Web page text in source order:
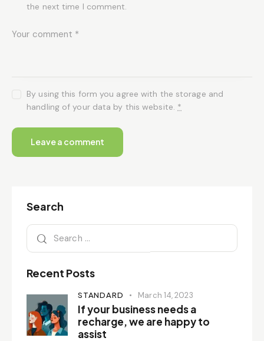
the next time I comment.
By using this form you agree with the storage and
handling of your data by this website. *
Search
Recent Posts
STANDARD March 14, 2023
If your business needs a
recharge, we are happy to
assist